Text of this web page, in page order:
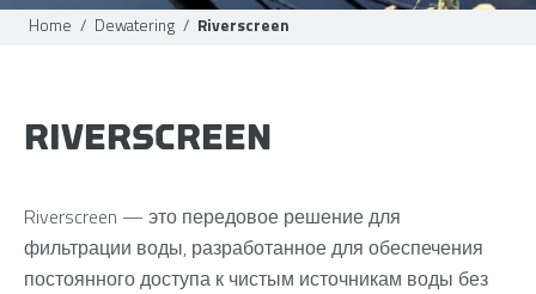
Home / Dewatering / Riverscreen
RIVERSCREEN
Riverscreen — это передовое решение для
фильтрации воды, разработанное для обеспечения
постоянного доступа к чистым источникам воды без